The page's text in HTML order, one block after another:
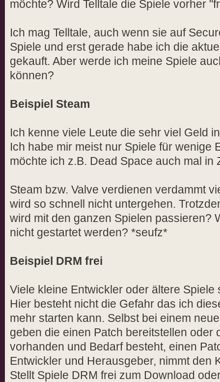
möchte? Wird Telltale die Spiele vorher
Ich mag Telltale, auch wenn sie auf
Spiele und erst gerade habe ich die
gekauft. Aber werde ich meine Spiele
können?
Beispiel Steam
Ich kenne viele Leute die sehr viel Geld
Ich habe mir meist nur Spiele für wenige
möchte ich z.B. Dead Space auch mal in
Steam bzw. Valve verdienen verdammt
wird so schnell nicht untergehen.
wird mit den ganzen Spielen passieren?
nicht gestartet werden? *seufz*
Beispiel DRM frei
Viele kleine Entwickler oder ältere Spiele
Hier besteht nicht die Gefahr das ich
mehr starten kann. Selbst bei einem
geben die einen Patch bereitstellen oder
vorhanden und Bedarf besteht, einen
Entwickler und Herausgeber, nimmt den
Stellt Spiele DRM frei zum Download